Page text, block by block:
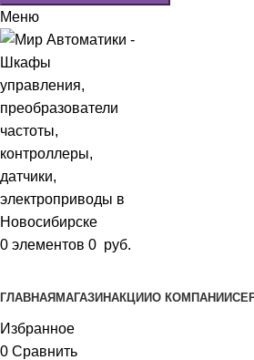
Меню
0 элементов 0 руб.
ГЛАВНАЯ МАГАЗИНАКЦИИО КОМПАНИИ
Избранное
0 Сравнить